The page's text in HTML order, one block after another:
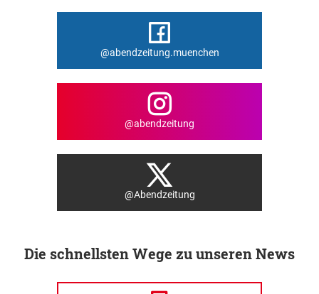
@abendzeitung.muenchen
@abendzeitung
@Abendzeitung
Die schnellsten Wege zu unseren News